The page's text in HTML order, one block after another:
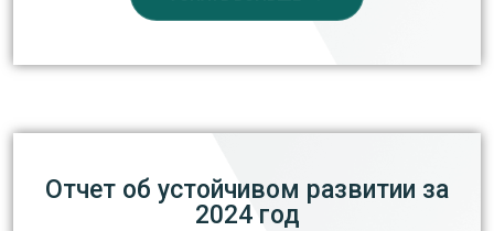
Отчет об устойчивом развитии за
2024 год